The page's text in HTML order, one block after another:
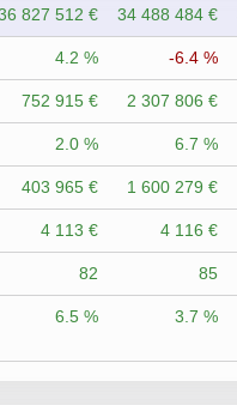
827 512 € 34 488 484 €
4.2 % -6.4 %
752 915 € 2 307 806 €
2.0 % 6.7 %
403 965 € 1 600 279 €
4 113 € 4 116 €
82 85
6.5 % 3.7 %